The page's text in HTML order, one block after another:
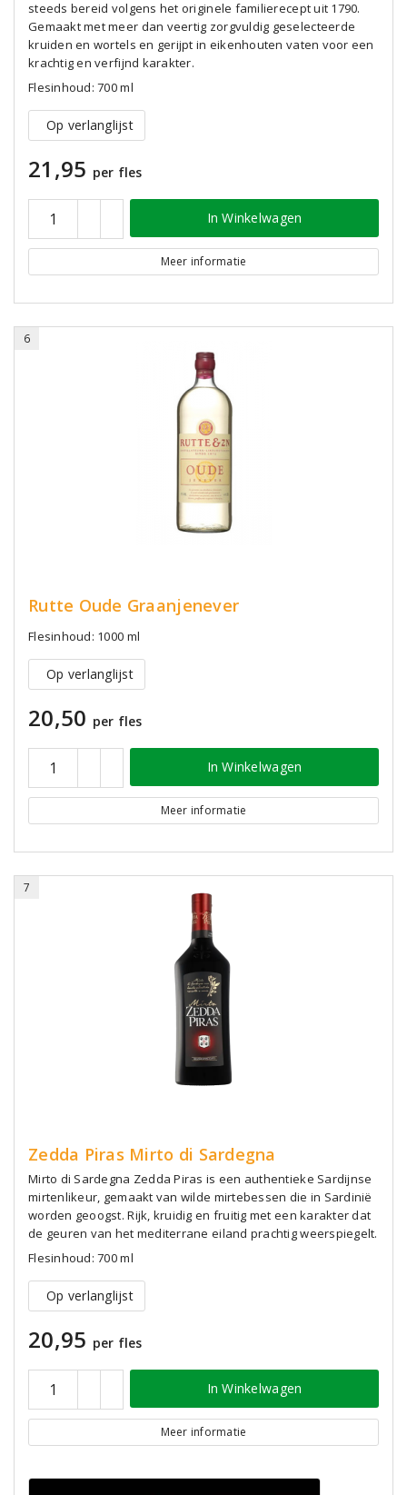
steeds bereid volgens het originele familierecept uit 1790.
Gemaakt met meer dan veertig zorgvuldig geselecteerde
kruiden en wortels en gerijpt in eikenhouten vaten voor een
krachtig en verfijnd karakter.
Flesinhoud: 700 ml
Op verlanglijst
21,95 per fles
In Winkelwagen
Meer informatie
6
Rutte Oude Graanjenever
Flesinhoud: 1000 ml
Op verlanglijst
20,50 per fles
In Winkelwagen
Meer informatie
7
Zedda Piras Mirto di Sardegna
Mirto di Sardegna Zedda Piras is een authentieke Sardijnse
mirtenlikeur, gemaakt van wilde mirtebessen die in Sardinië
worden geoogst. Rijk, kruidig en fruitig met een karakter dat
de geuren van het mediterrane eiland prachtig weerspiegelt.
Flesinhoud: 700 ml
Op verlanglijst
20,95 per fles
In Winkelwagen
Meer informatie